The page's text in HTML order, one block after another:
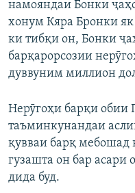
МЕҲМОНИ ОЗОДӢ
ВАРЗИШ
БЛОГИСТОН
ОЗОДӢ ОНЛАЙН
ЧАНДРАСОНАӢ
ВИДЕО
НИГОРИСТОН
РӮЙХАТҲО
КИТОБҲОИ ОЗОДӢ
Русский
ПАЙГИРӢ КУНЕД
намояндаи Бонки
хонум Кяра Бронки
ки тибқи он, Бонки
барқарорсозии
дуввуним миллион
Нерӯгоҳи барқи обии
таъминкунандаи
қувваи барқ мебошад
гузашта он бар асари
дида буд.